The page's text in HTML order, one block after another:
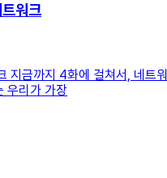
워크
지금까지 4화에 걸쳐서, 네
우리가 가장